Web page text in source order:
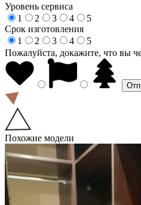
Уровень сервиса
1
2 3 4
5
Срок изготовления
1
2 3 4
5
Пожалуйста, докажите, что вы
Похожие модели